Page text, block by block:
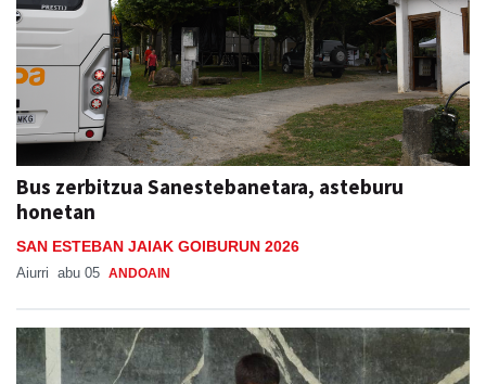
Bus zerbitzua Sanestebanetara, asteburu
honetan
SAN ESTEBAN JAIAK GOIBURUN 2026
Aiurri abu 05 ANDOAIN